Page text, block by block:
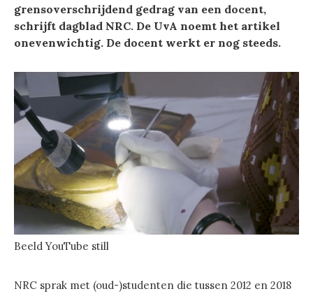
grensoverschrijdend gedrag van een docent,
schrijft dagblad NRC. De UvA noemt het artikel
onevenwichtig. De docent werkt er nog steeds.
Beeld YouTube still
NRC sprak met (oud-)studenten die tussen 2012 en 2018